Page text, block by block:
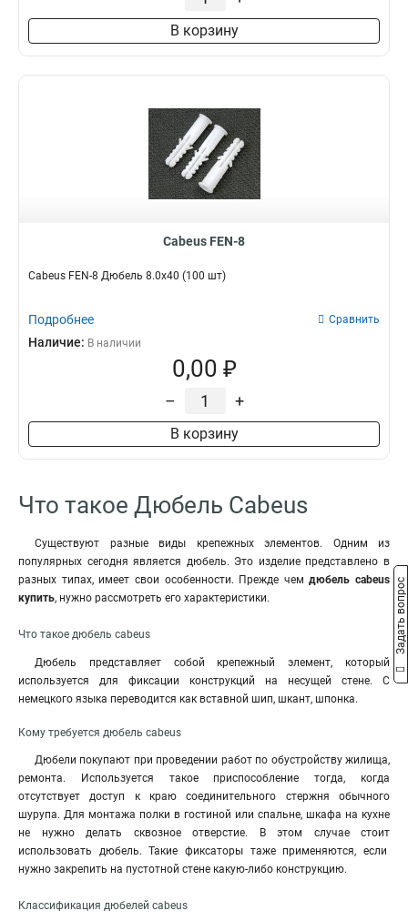
В корзину
Cabeus FEN-8
Cabeus FEN-8 Дюбель 8.0x40 (100 шт)
Подробнее Сравнить
Наличие: В наличии
0,00 ₽
– +
В корзину
Что такое Дюбель Cabeus
Существуют разные виды крепежных элементов. Одним из
популярных сегодня является дюбель. Это изделие представлено в
разных типах, имеет свои особенности. Прежде чемдюбель cabeus
купить, нужно рассмотреть его характеристики.
Что такое дюбель cabeus
Дюбель представляет собой крепежный элемент, который
используется для фиксации конструкций на несущей стене. С
немецкого языка переводится как вставной шип, шкант, шпонка.
Кому требуется дюбель cabeus
Дюбели покупают при проведении работ по обустройству жилища,
ремонта. Используется такое приспособление тогда, когда
отсутствует доступ к краю соединительного стержня обычного
шурупа. Для монтажа полки в гостиной или спальне, шкафа на кухне
не нужно делать сквозное отверстие. В этом случае стоит
использовать дюбель. Такие фиксаторы таже применяются, если
нужно закрепить на пустотной стене какую-либо конструкцию.
Классификация дюбелей cabeus
Задать вопрос